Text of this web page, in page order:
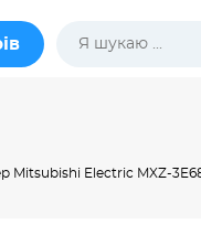
Mitsubishi Electric MXZ-